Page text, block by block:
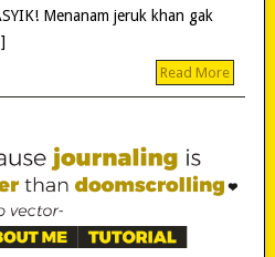
Menanam jeruk khan gak
Read More